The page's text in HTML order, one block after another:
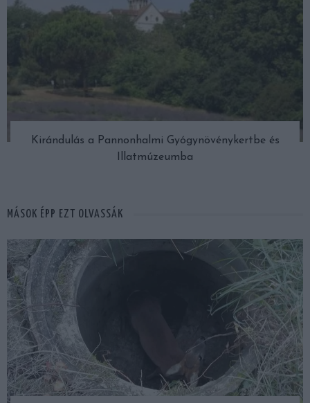
Kirándulás a Pannonhalmi Gyógynövénykertbe és
Illatmúzeumba
MÁSOK ÉPP EZT OLVASSÁK